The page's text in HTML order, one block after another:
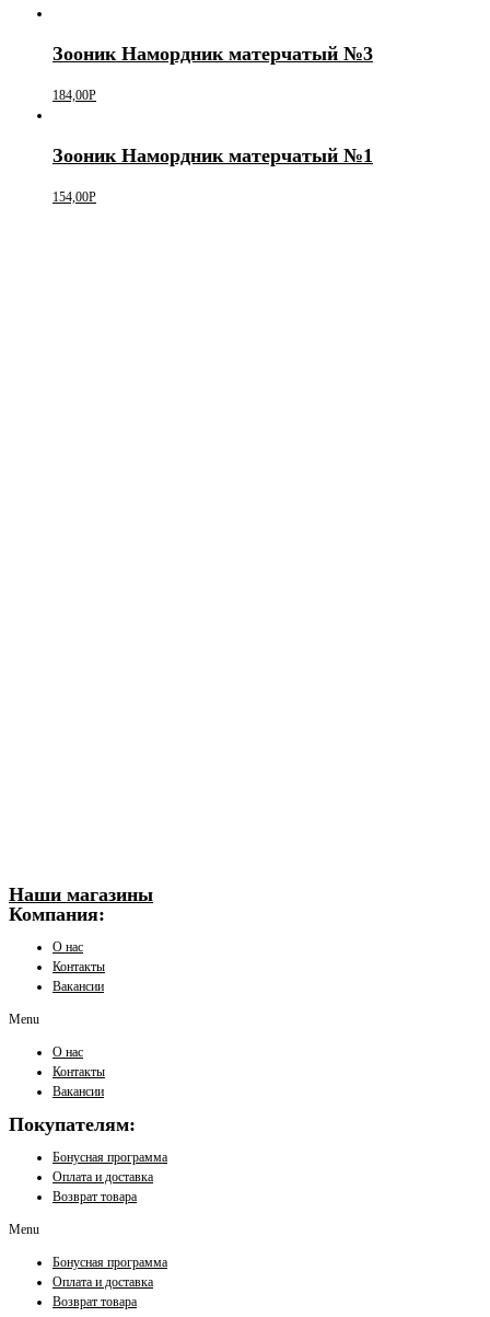
Зооник Намордник матерчатый №3
184,00Р
Зооник Намордник матерчатый №1
154,00Р
Наши магазины
Компания:
О нас
Контакты
Вакансии
Menu
О нас
Контакты
Вакансии
Покупателям:
Бонусная программа
Оплата и доставка
Возврат товара
Menu
Бонусная программа
Оплата и доставка
Возврат товара